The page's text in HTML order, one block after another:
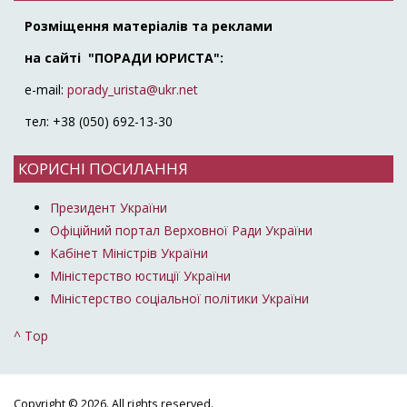
Розміщення матеріалів та реклами
на сайті "ПОРАДИ ЮРИСТА":
e-mail: porady_urista@ukr.net
тел: +38 (050) 692-13-30
КОРИСНІ ПОСИЛАННЯ
Президент України
Офіційний портал Верховної Ради України
Кабінет Міністрів України
Міністерство юстиції України
Міністерство соціальної політики України
^ Top
Copyright © 2026. All rights reserved.